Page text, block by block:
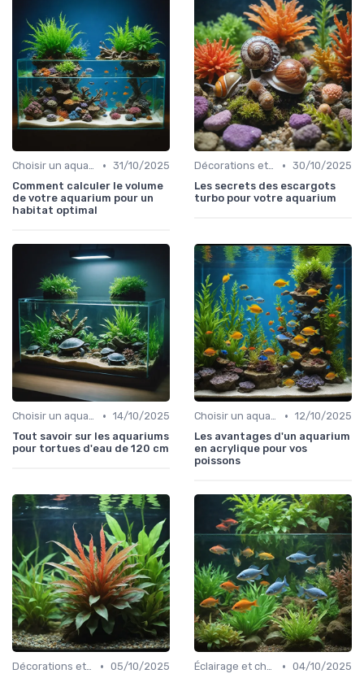
Choisir un aquarium • 31/10/2025
Comment calculer le volume
de votre aquarium pour un
habitat optimal
Décorations et plantes • 30/10/2025
Les secrets des escargots
turbo pour votre aquarium
Choisir un aquarium • 14/10/2025
Tout savoir sur les aquariums
pour tortues d'eau de 120 cm
Choisir un aquarium • 12/10/2025
Les avantages d'un aquarium
en acrylique pour vos
poissons
Décorations et plantes • 05/10/2025
Éclairage et chauffage • 04/10/2025